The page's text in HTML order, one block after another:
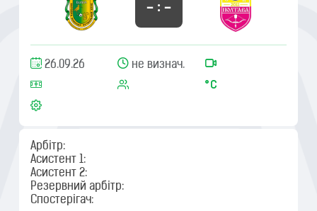
– : –
26.09.26 не визнач.
Арбітр:
Асистент 1:
Асистент 2:
Резервний арбітр:
Спостерігач: